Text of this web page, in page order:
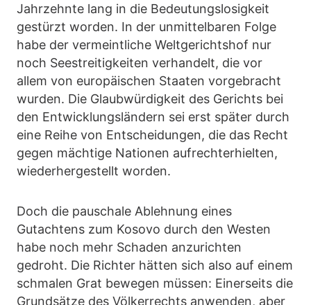
Jahrzehnte lang in die Bedeutungslosigkeit
gestürzt worden. In der unmittelbaren Folge
habe der vermeintliche Weltgerichtshof nur
noch Seestreitigkeiten verhandelt, die vor
allem von europäischen Staaten vorgebracht
wurden. Die Glaubwürdigkeit des Gerichts bei
den Entwicklungsländern sei erst später durch
eine Reihe von Entscheidungen, die das Recht
gegen mächtige Nationen aufrechterhielten,
wiederhergestellt worden.
Doch die pauschale Ablehnung eines
Gutachtens zum Kosovo durch den Westen
habe noch mehr Schaden anzurichten
gedroht. Die Richter hätten sich also auf einem
schmalen Grat bewegen müssen: Einerseits die
Grundsätze des Völkerrechts anwenden, aber